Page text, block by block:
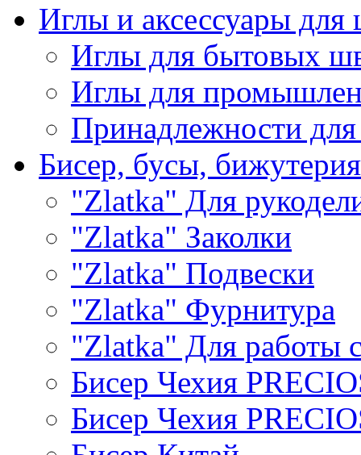
Иглы и аксессуары
Иглы для бытовых
Иглы для
Принадлежности
Бисер, бусы, бижутерия
"Zlatka" Для
"Zlatka" Заколки
"Zlatka" Подвески
"Zlatka" Фурнитура
"Zlatka" Для работы
Бисер Чехия
Бисер Чехия